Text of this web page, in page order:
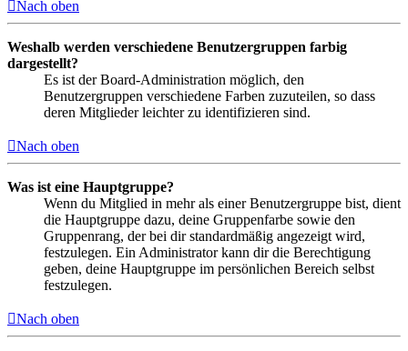
Nach oben
Weshalb werden verschiedene Benutzergruppen farbig
dargestellt?
Es ist der Board-Administration möglich, den
Benutzergruppen verschiedene Farben zuzuteilen, so dass
deren Mitglieder leichter zu identifizieren sind.
Nach oben
Was ist eine Hauptgruppe?
Wenn du Mitglied in mehr als einer Benutzergruppe bist, dient
die Hauptgruppe dazu, deine Gruppenfarbe sowie den
Gruppenrang, der bei dir standardmäßig angezeigt wird,
festzulegen. Ein Administrator kann dir die Berechtigung
geben, deine Hauptgruppe im persönlichen Bereich selbst
festzulegen.
Nach oben